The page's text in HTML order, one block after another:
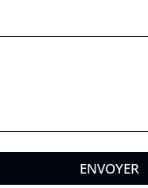
ENVOYER